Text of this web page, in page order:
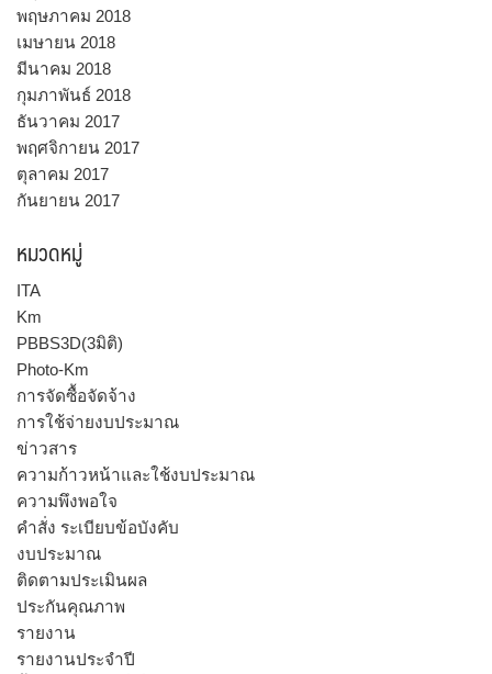
พฤษภาคม 2018
เมษายน 2018
มีนาคม 2018
กุมภาพันธ์ 2018
ธันวาคม 2017
พฤศจิกายน 2017
ตุลาคม 2017
กันยายน 2017
หมวดหมู่
ITA
Km
PBBS3D(3มิติ)
Photo-Km
การจัดซื้อจัดจ้าง
การใช้จ่ายงบประมาณ
ข่าวสาร
ความก้าวหน้าและใช้งบประมาณ
ความพึงพอใจ
คำสั่ง ระเบียบข้อบังคับ
งบประมาณ
ติดตามประเมินผล
ประกันคุณภาพ
รายงาน
รายงานประจำปี